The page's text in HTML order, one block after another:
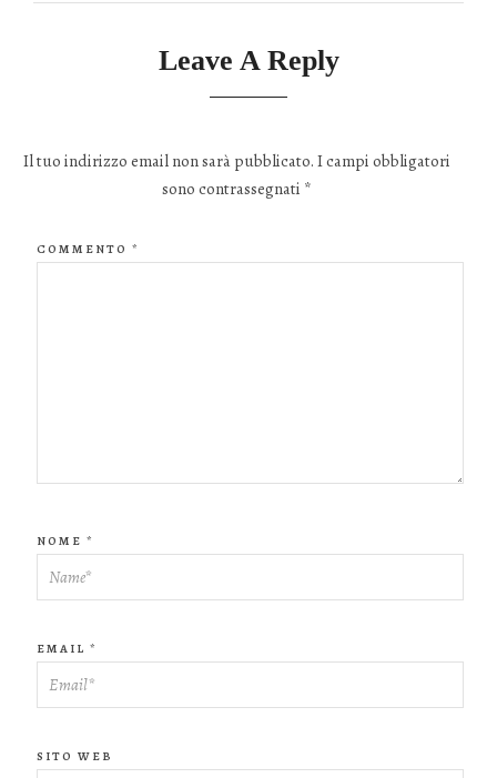
Leave A Reply
Il tuo indirizzo email non sarà pubblicato. I campi obbligatori
sono contrassegnati *
COMMENTO *
NOME *
EMAIL *
SITO WEB